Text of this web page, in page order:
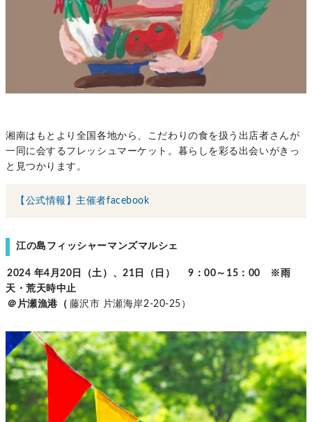
湘南はもとより全国各地から、こだわりの食を扱う出店者さんが
一同に会するフレッシュマーケット。暮らしを彩る出会いがきっ
と見つかります。
【公式情報】主催者facebook
江の島フィッシャーマンズマルシェ
2024 年4月20日（土）、21日（日）
9：00～15：00 ※雨
天・荒天時中止
＠片瀬漁港（ 藤沢市 片瀬海岸2-20-25）